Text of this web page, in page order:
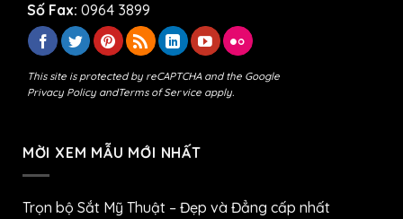
Số Fax: 0964 3899
This site is protected by reCAPTCHA and the Google
Privacy PolicyandTerms of Serviceapply.
MỜI XEM MẪU MỚI NHẤT
Trọn bộ Sắt Mỹ Thuật – Đẹp và Đẳng cấp nhất